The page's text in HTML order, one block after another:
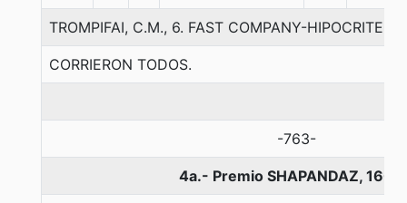
TROMPIFAI, C.M., 6. FAST COMPANY-HIPOCRITE-
CORRIERON TODOS.
-763-
4a.- Premio SHAPANDAZ,